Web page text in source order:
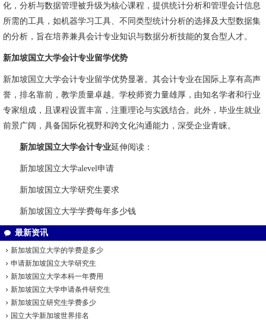
化，分析与数据管理被升级为核心课程，提供统计分析和管理会计信息
所需的工具，如机器学习工具、不同类型统计分析的选择及大型数据集
的分析，旨在培养兼具会计专业知识与数据分析技能的复合型人才。
新加坡国立大学会计专业留学优势
新加坡国立大学会计专业留学优势显著。其会计专业在国际上享有高声
誉，排名靠前，教学质量卓越。学校师资力量雄厚，由知名学者和行业
专家组成，且课程设置丰富，注重理论与实践结合。此外，毕业生就业
前景广阔，具备国际化视野和跨文化沟通能力，深受企业青睐。
新加坡国立大学会计专业延伸阅读：
新加坡国立大学alevel申请
新加坡国立大学研究生要求
新加坡国立大学学费每年多少钱
最新资讯
新加坡国立大学的学费是多少
申请新加坡国立大学研究生
新加坡国立大学本科一年费用
新加坡国立大学申请条件研究生
新加坡国立研究生学费多少
国立大学新加坡世界排名